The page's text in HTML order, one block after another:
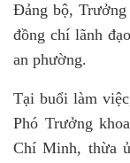
Đảng bộ, Trưởng
đồng chí lãnh
an phường.
Tại buổi làm
Phó Trưởng
Chí Minh, thừa